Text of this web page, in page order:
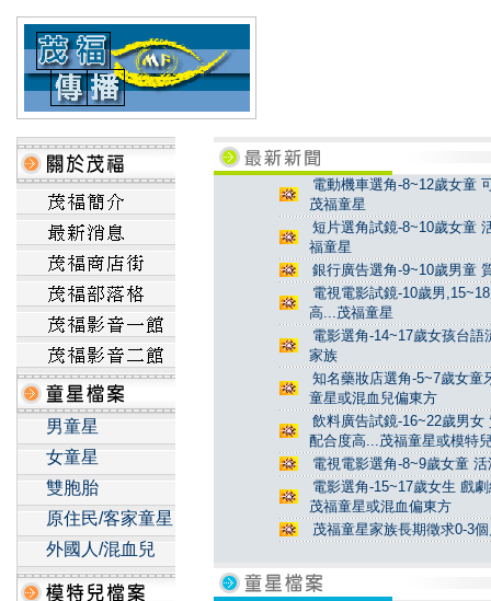
男童星
女童星
雙胞胎
原住民/客家童星
外國人/混血兒
電動機車選角-8~12歲女童
茂福童星
短片選角試鏡-8~10歲女童
福童星
銀行廣告選角-9~10歲男童
電視電影試鏡-10歲男
高...茂福童星
電影選角-14~17歲女孩台
家族
知名藥妝店選角-5~7歲女童
童星或混血兒偏東方
飲料廣告試鏡-16~22歲男
配合度高...茂福童星或模特
電視電影選角-8~9歲女童
電影選角-15~17歲女生 戲
茂福童星或混血偏東方
茂福童星家族長期徵求0-3